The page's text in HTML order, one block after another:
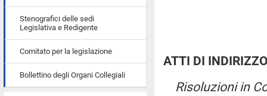
Stenografici delle sedi
Legislativa e Redigente
Comitato per la legislazione
Bollettino degli Organi Collegiali
ATTI DI
Risoluzioni in